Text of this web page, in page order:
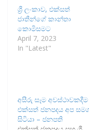
ශ්‍රී ලංකාව, එක්සත්
ජාතීන්ගේ කාන්තා
කොමිසමට
April 7, 2023
In "Latest"
අසීරු සෑම අවස්ථාවකදීම
එක්සත් ජනපදය අප
සිටියා – ජනපති